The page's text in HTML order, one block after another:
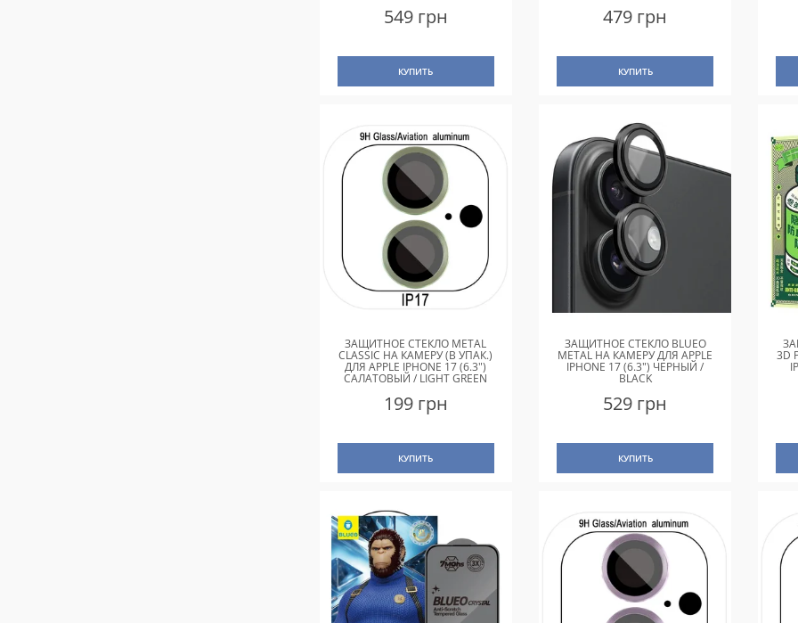
549 грн
КУПИТЬ
479 грн
КУПИТЬ
ЗАЩИТНОЕ СТЕКЛО METAL
CLASSIC НА КАМЕРУ (В УПАК.)
ДЛЯ APPLE IPHONE 17 (6.3")
САЛАТОВЫЙ / LIGHT GREEN
199 грн
КУПИТЬ
ЗАЩИТНОЕ СТЕКЛО BLUEO
METAL НА КАМЕРУ ДЛЯ APPLE
IPHONE 17 (6.3") ЧЕРНЫЙ /
BLACK
529 грн
КУПИТЬ
3D